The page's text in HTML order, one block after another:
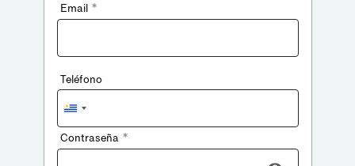
Email *
Teléfono
Uruguay
+598
Contraseña *